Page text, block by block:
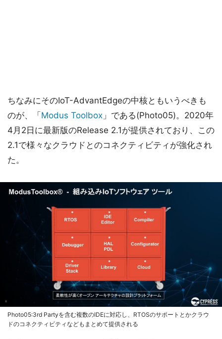
ちなみにそのIoT-AdvantEdgeの中核ともいうべきも
のが、「Modus Toolbox 」である(Photo05)。2020年
4月2日に最新版のRelease 2.1が提供されており、この
2.1で様々なクラウドとのコネクティビティが強化され
た。
Photo05:3rd Partyを含む複数のIDEに対応し、RTOSのサポートとかクラウ
ドのコネクティビティなどもまとめて提供される